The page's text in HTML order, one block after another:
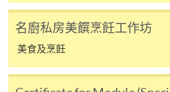
心或以郵遞方式，遞交
有關繳費詳情，請參閱
人或報名中心。
名廚私房美饌烹飪工作坊
美食及烹飪